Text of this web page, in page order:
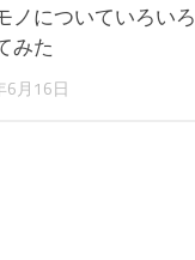
ノについていろいろ
みた
6月16日